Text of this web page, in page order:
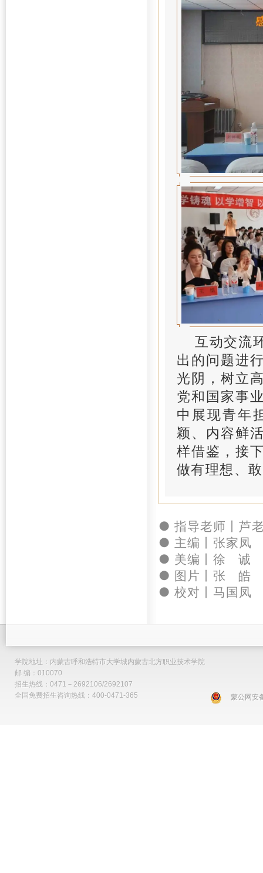
互动交流
出的问题进
光阴，树立
党和国家事
中展现青年
颖、内容鲜
样借鉴，接
做有理想、
● 指导老师丨芦
● 主编丨张家凤
● 美编丨徐 诚
● 图片丨张 皓
● 校对丨 马国凤
学院地址：内蒙古呼和浩特市大学城内蒙古北方职业技术学院
邮 编：010070
招生热线：0471－2692106/2692107
全国免费招生咨询热线：400-0471-365
蒙公网安